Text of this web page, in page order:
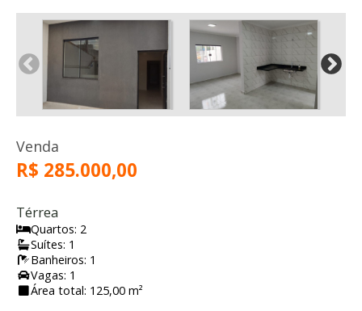
Venda
R$ 285.000,00
Térrea
Quartos: 2
Suítes: 1
Banheiros: 1
Vagas: 1
Área total: 125,00 m²